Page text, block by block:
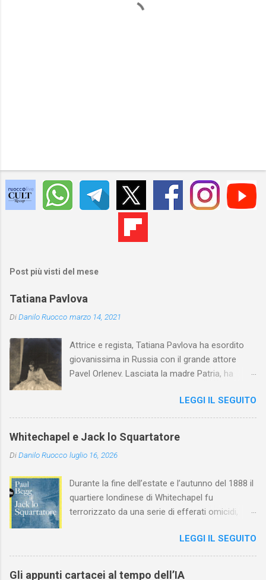
Post più visti del mese
Tatiana Pavlova
DiDanilo Ruocco marzo 14, 2021
Attrice e regista, Tatiana Pavlova ha esordito
giovanissima in Russia con il grande attore
Pavel Orlenev. Lasciata la madre Patria, ha
l'arte della Pavlova ha raggiunto la piena
maturità ed è stata in grado di rinnovare
profondamente l'attardato mondo teatrale
LEGGI IL SEGUITO
Whitechapel e Jack lo Squartatore
DiDanilo Ruocco luglio 16, 2026
Durante la fine dell’estate e l’autunno del 1888 il
quartiere londinese di Whitechapel fu
terrorizzato da una serie di efferati omicidi,
assassino ribattezzato Jack lo Squartatore la
cui identità, tutt’oggi, resta ignota. Paul Begg in
Jack lo Squartatore: la vera storia , edito da
LEGGI IL SEGUITO
Gli appunti cartacei al tempo dell’IA